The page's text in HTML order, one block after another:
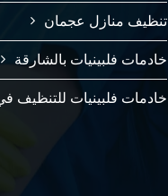
تنظيف منازل عجمان
خادمات فلبينيات بالشارقة
خادمات فلبينيات للتنظيف